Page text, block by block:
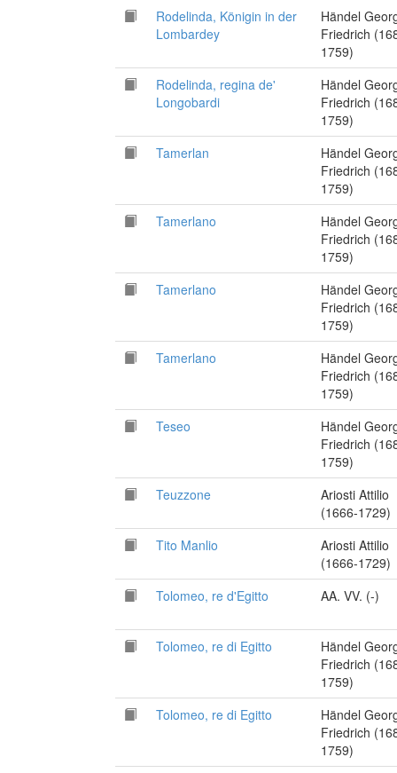
Rodelinda, Königin in der
Lombardey
Händel
Friedrich
1759)
Rodelinda, regina de'
Longobardi
Händel
Friedrich
1759)
Tamerlan
Händel
Friedrich
1759)
Tamerlano
Händel
Friedrich
1759)
Tamerlano
Händel
Friedrich
1759)
Tamerlano
Händel
Friedrich
1759)
Teseo
Händel
Friedrich
1759)
Teuzzone
Ariosti Attilio
(1666-1729)
Tito Manlio
Ariosti Attilio
(1666-1729)
Tolomeo, re d'Egitto
AA. VV. (-)
Tolomeo, re di Egitto
Händel
Friedrich
1759)
Tolomeo, re di Egitto
Händel
Friedrich
1759)